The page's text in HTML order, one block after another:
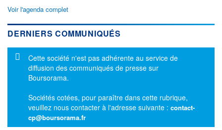
Voir l'agenda complet
DERNIERS COMMUNIQUÉS
Message d'information
Cette société n'est pas adhérente au service de
diffusion des communiqués de presse sur
Boursorama.
Sociétés cotées, pour paraître dans cette rubrique,
veuillez nous contacter à l'adresse suivante : contact-
cp@boursorama.fr